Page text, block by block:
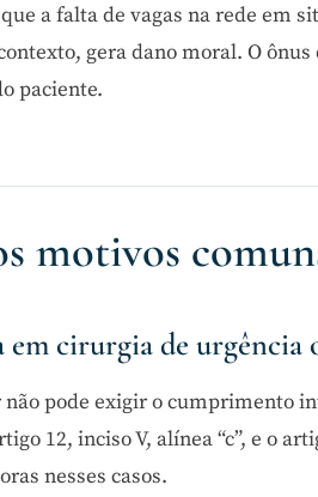
a falta de vagas na rede em
gera dano moral. O
paciente.
motivos
em cirurgia de urgência
não pode exigir o cumprimento
12, inciso V, alínea “c”, e o
nesses casos.